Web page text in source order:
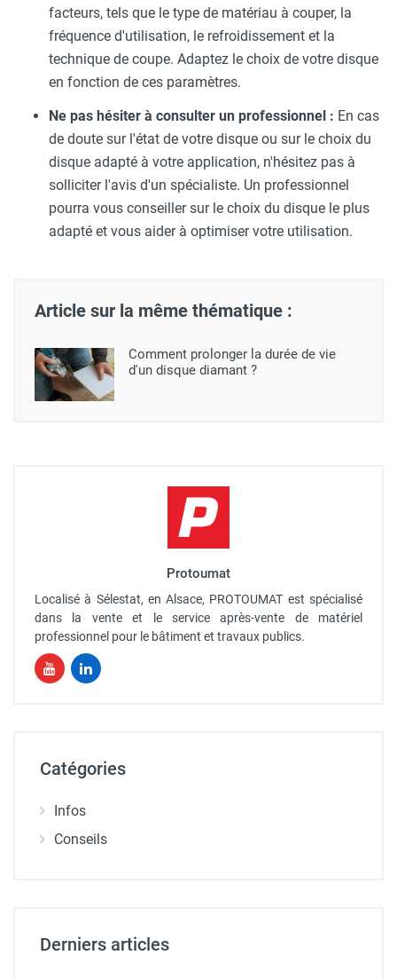
facteurs, tels que le type de matériau à couper, la
fréquence d'utilisation, le refroidissement et la
technique de coupe. Adaptez le choix de votre disque
en fonction de ces paramètres.
Ne pas hésiter à consulter un professionnel : En cas
de doute sur l'état de votre disque ou sur le choix du
disque adapté à votre application, n'hésitez pas à
solliciter l'avis d'un spécialiste. Un professionnel
pourra vous conseiller sur le choix du disque le plus
adapté et vous aider à optimiser votre utilisation.
Article sur la même thématique :
Comment prolonger la durée de vie
d'un disque diamant ?
Protoumat
Localisé à Sélestat, en Alsace, PROTOUMAT est spécialisé
dans la vente et le service après-vente de matériel
professionnel pour le bâtiment et travaux publics.
Catégories
Infos
Conseils
Derniers articles